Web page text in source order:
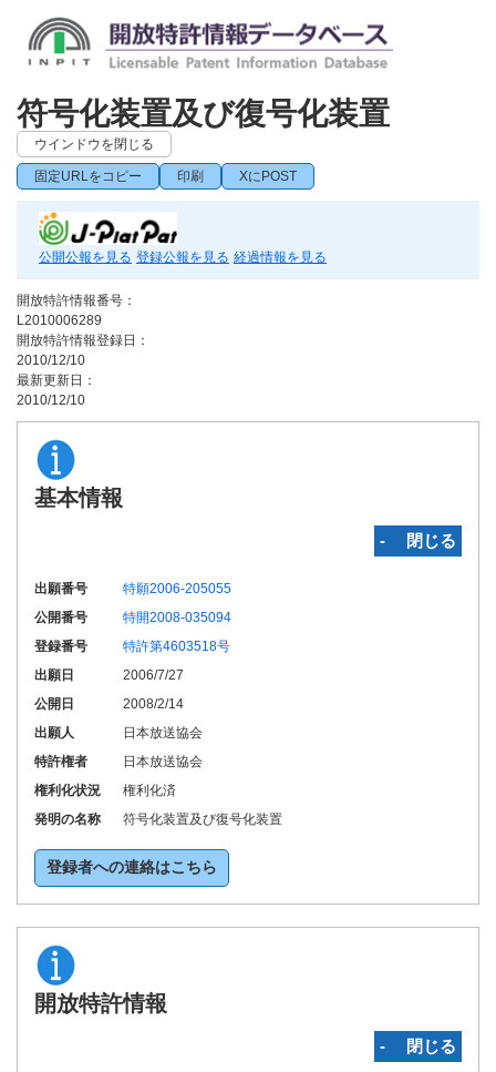
符号化装置及び復号化装置
ウインドウを閉じる
固定URLをコピー 印刷 XにPOST
公開公報を見る 登録公報を見る 経過情報を見る
開放特許情報番号：
L2010006289
開放特許情報登録日：
2010/12/10
最新更新日：
2010/12/10
基本情報
‐ 閉じる
出願番号
特願2006-205055
公開番号
特開2008-035094
登録番号
特許第4603518号
出願日
2006/7/27
公開日
2008/2/14
出願人
日本放送協会
特許権者
日本放送協会
権利化状況
権利化済
発明の名称
符号化装置及び復号化装置
登録者への連絡はこちら
開放特許情報
‐ 閉じる